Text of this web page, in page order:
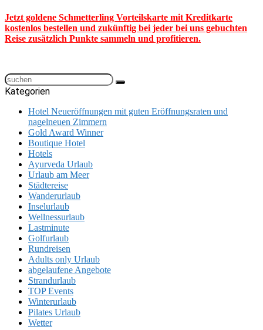
Jetzt goldene Schmetterling Vorteilskarte mit Kreditkarte
kostenlos bestellen und zukünftig bei jeder bei uns gebuchten
Reise zusätzlich Punkte sammeln und profitieren.
Kategorien
Hotel Neueröffnungen mit guten Eröffnungsraten und
nagelneuen Zimmern
Gold Award Winner
Boutique Hotel
Hotels
Ayurveda Urlaub
Urlaub am Meer
Städtereise
Wanderurlaub
Inselurlaub
Wellnessurlaub
Lastminute
Golfurlaub
Rundreisen
Adults only Urlaub
abgelaufene Angebote
Strandurlaub
TOP Events
Winterurlaub
Pilates Urlaub
Wetter